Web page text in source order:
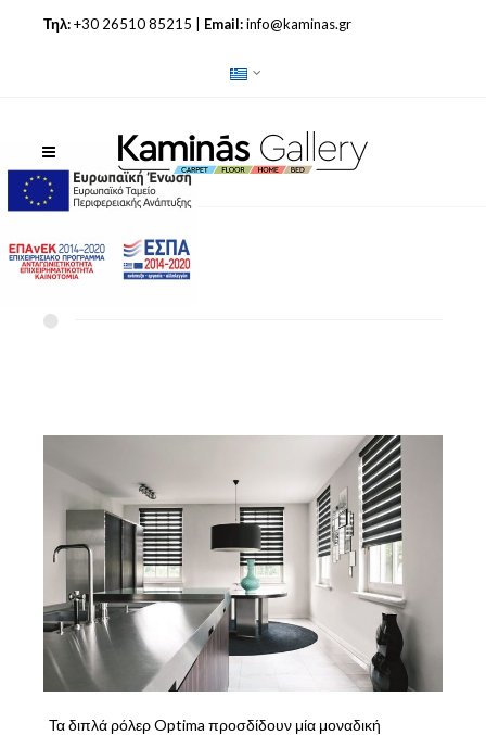
Τηλ:+30 26510 85215 | Email:info@kaminas.gr
ΔΙΠΛΑ ΡΟΛΕΡ
Τα διπλά ρόλερ Optima προσδίδουν μία μοναδική